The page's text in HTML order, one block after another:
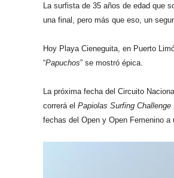
La surfista de 35 años de edad que
una final, pero más que eso, un
Hoy Playa Cieneguita, en Puerto
“Papuchos” se mostró épica.
La próxima fecha del Circuito
correrá el Papiolas Surfing Challenge
fechas del Open y Open Femenino